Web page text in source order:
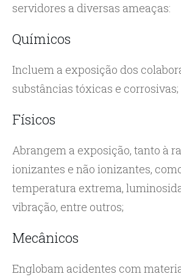
servidores a diversas ameaças:
Químicos
Incluem a exposição dos
substâncias tóxicas e corrosivas;
Físicos
Abrangem a exposição, tanto à
ionizantes e não ionizantes,
temperatura extrema,
vibração, entre outros;
Mecânicos
Englobam acidentes com